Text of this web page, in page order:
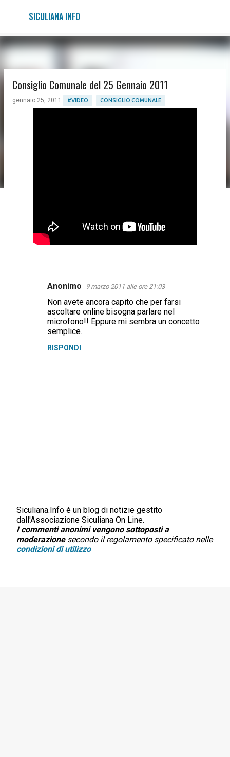
Passa ai contenuti principali
SICULIANA INFO
Consiglio Comunale del 25 Gennaio 2011
gennaio 25, 2011 #VIDEO CONSIGLIO COMUNALE
Anonimo 9 marzo 2011 alle ore 21:03
Non avete ancora capito che per farsi
ascoltare online bisogna parlare nel
microfono!! Eppure mi sembra un concetto
semplice.
RISPONDI
P
o
s
t
a
Siculiana.Info è un blog di notizie gestito
dall'Associazione Siculiana On Line.
I commenti anonimi vengono sottoposti a
moderazionesecondo il regolamento specificato nelle
condizioni di utilizzo